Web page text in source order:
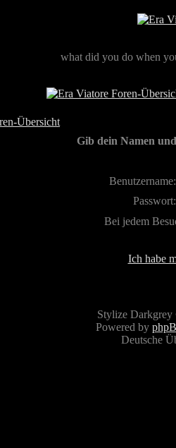
what did you do when
Übersicht
Gib dein Namen
Benutzername:
Passwort:
Bei jedem
Ich habe
Stylize
Powered by
Deutsche